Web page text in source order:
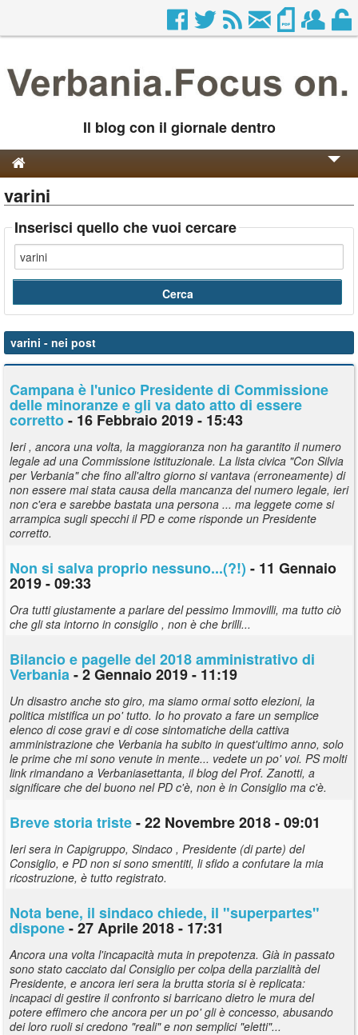
Il blog con il giornale dentro
Genesi e Storia
Contatti
varini
Inserisci quello che vuoi cercare
varini - nei post
Campana è l'unico Presidente di Commissione
delle minoranze e gli va dato atto di essere
corretto- 16 Febbraio 2019 - 15:43
Ieri , ancora una volta, la maggioranza non ha garantito il numero
legale ad una Commissione istituzionale. La lista civica "Con Silvia
per Verbania" che fino all'altro giorno si vantava (erroneamente) di
non essere mai stata causa della mancanza del numero legale, ieri
non c'era e sarebbe bastata una persona ... ma leggete come si
arrampica sugli specchi il PD e come risponde un Presidente
corretto.
Non si salva proprio nessuno...(?!) - 11 Gennaio
2019 - 09:33
Ora tutti giustamente a parlare del pessimo Immovilli, ma tutto ciò
che gli sta intorno in consiglio , non è che brilli...
Bilancio e pagelle del 2018 amministrativo di
Verbania- 2 Gennaio 2019 - 11:19
Un disastro anche sto giro, ma siamo ormai sotto elezioni, la
politica mistifica un po' tutto. Io ho provato a fare un semplice
elenco di cose gravi e di cose sintomatiche della cattiva
amministrazione che Verbania ha subito in quest'ultimo anno, solo
le prime che mi sono venute in mente... vedete un po' voi. PS molti
link rimandano a Verbaniasettanta, il blog del Prof. Zanotti, a
significare che del buono nel PD c'è, non è in Consiglio ma c'è.
Breve storia triste- 22 Novembre 2018 - 09:01
Ieri sera in Capigruppo, Sindaco , Presidente (di parte) del
Consiglio, e PD non si sono smentiti, li sfido a confutare la mia
ricostruzione, è tutto registrato.
Nota bene, il sindaco chiede, il "superpartes"
dispone- 27 Aprile 2018 - 17:31
Ancora una volta l'incapacità muta in prepotenza. Già in passato
sono stato cacciato dal Consiglio per colpa della parzialità del
Presidente, e ancora ieri sera la brutta storia si è replicata:
incapaci di gestire il confronto si barricano dietro le mura del
potere effimero che ancora per un po' gli è concesso, abusando
dei loro ruoli si credono "reali" e non semplici "eletti"...